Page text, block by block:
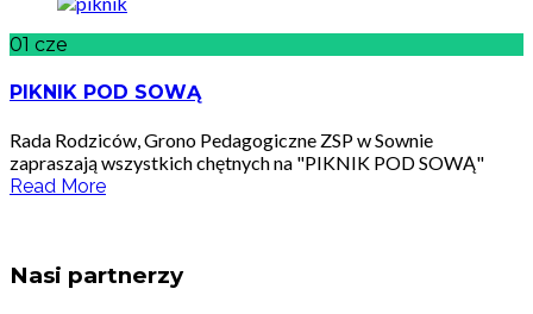
01 cze
PIKNIK POD SOWĄ
Rada Rodziców, Grono Pedagogiczne ZSP w Sownie
zapraszają wszystkich chętnych na "PIKNIK POD SOWĄ"
Read More
Nasi partnerzy